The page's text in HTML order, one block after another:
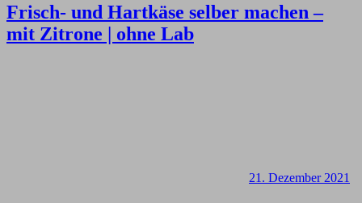
Frisch- und Hartkäse selber machen –
mit Zitrone | ohne Lab
21. Dezember 2021